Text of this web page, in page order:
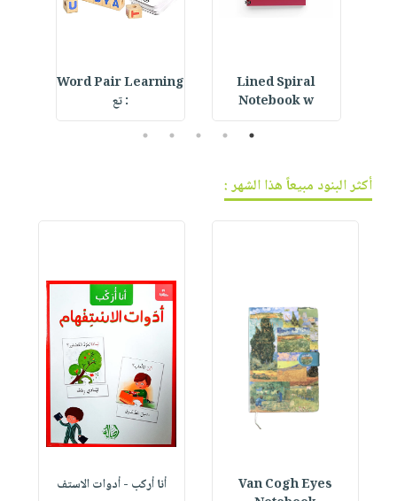
Lined Spiral
Notebook w
Word Pair Learning
: تع
1
2
3
4
5
أكثر البنود مبيعاً هذا الشهر :
Van Cogh Eyes
أنا أركب - أدوات الاستف